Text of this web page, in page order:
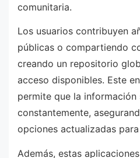
comunitaria.
Los usuarios contribuyen
públicas o compartiendo
creando un repositorio
acceso disponibles. Este
permite que la información
constantemente,
opciones actualizadas
Además, estas